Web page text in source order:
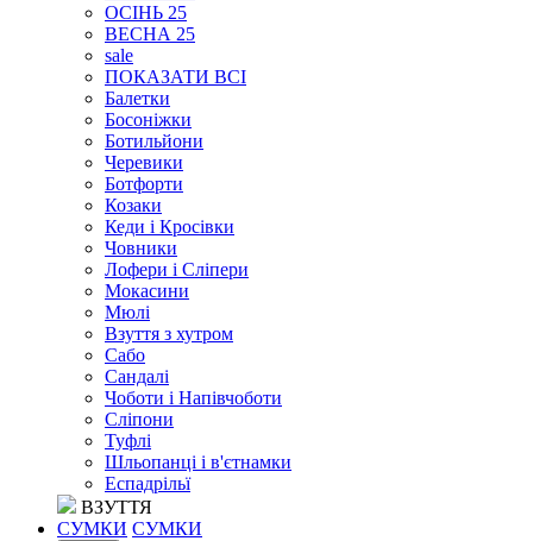
ОСІНЬ 25
ВЕСНА 25
sale
ПОКАЗАТИ ВСІ
Балетки
Босоніжки
Ботильйони
Черевики
Ботфорти
Козаки
Кеди і Кросівки
Човники
Лофери і Сліпери
Мокасини
Мюлі
Взуття з хутром
Сабо
Сандалі
Чоботи і Напівчоботи
Сліпони
Туфлі
Шльопанці і в'єтнамки
Еспадрільї
ВЗУТТЯ
СУМКИ СУМКИ